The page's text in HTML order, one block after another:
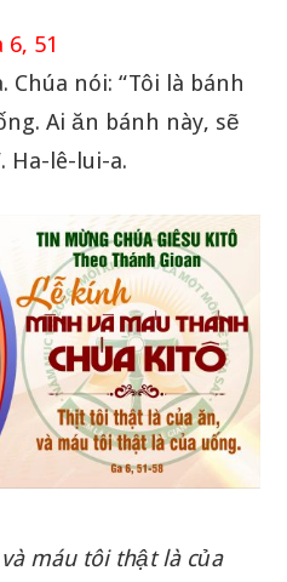
51
Chúa nói: “Tôi là bánh
Ai ăn bánh này, sẽ
Ha-lê-lui-a.
máu tôi thật là của